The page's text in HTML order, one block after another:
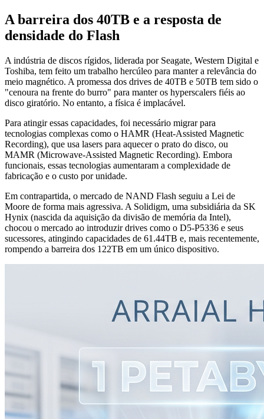
A barreira dos 40TB e a resposta de
densidade do Flash
A indústria de discos rígidos, liderada por Seagate, Western Digital e
Toshiba, tem feito um trabalho hercúleo para manter a relevância do
meio magnético. A promessa dos drives de 40TB e 50TB tem sido o
"cenoura na frente do burro" para manter os hyperscalers fiéis ao
disco giratório. No entanto, a física é implacável.
Para atingir essas capacidades, foi necessário migrar para
tecnologias complexas como o HAMR (Heat-Assisted Magnetic
Recording), que usa lasers para aquecer o prato do disco, ou
MAMR (Microwave-Assisted Magnetic Recording). Embora
funcionais, essas tecnologias aumentaram a complexidade de
fabricação e o custo por unidade.
Em contrapartida, o mercado de NAND Flash seguiu a Lei de
Moore de forma mais agressiva. A Solidigm, uma subsidiária da SK
Hynix (nascida da aquisição da divisão de memória da Intel),
chocou o mercado ao introduzir drives como o D5-P5336 e seus
sucessores, atingindo capacidades de 61.44TB e, mais recentemente,
rompendo a barreira dos 122TB em um único dispositivo.